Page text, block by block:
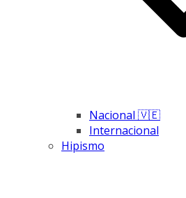
Nacional 🇻🇪
Internacional
Hipismo